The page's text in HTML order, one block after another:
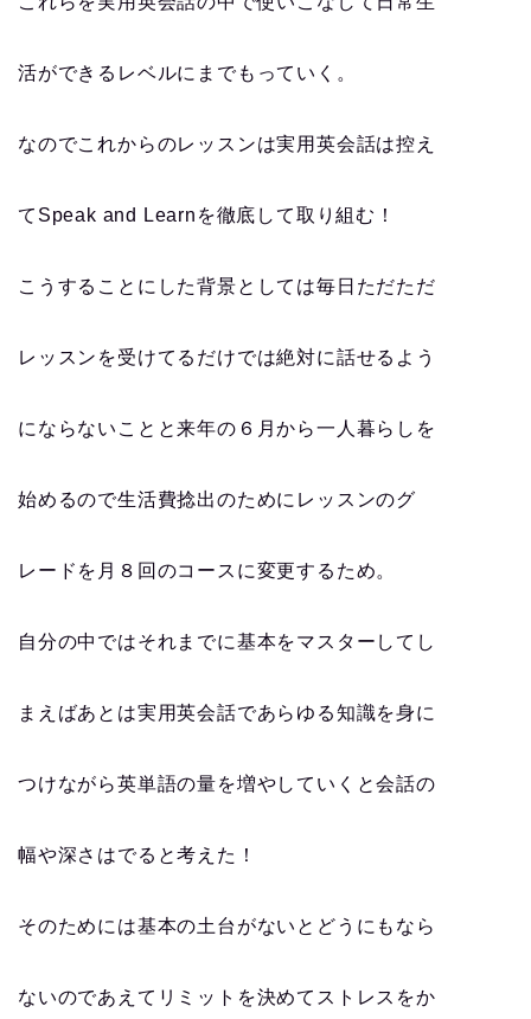
活ができるレベルにまでもっていく。
なのでこれからのレッスンは実用英会話は控え
てSpeak and Learnを徹底して取り組む！
こうすることにした背景としては毎日ただただ
レッスンを受けてるだけでは絶対に話せるよう
にならないことと来年の６月から一人暮らしを
始めるので生活費捻出のためにレッスンのグ
レードを月８回のコースに変更するため。
自分の中ではそれまでに基本をマスターしてし
まえばあとは実用英会話であらゆる知識を身に
つけながら英単語の量を増やしていくと会話の
幅や深さはでると考えた！
そのためには基本の土台がないとどうにもなら
ないのであえてリミットを決めてストレスをか